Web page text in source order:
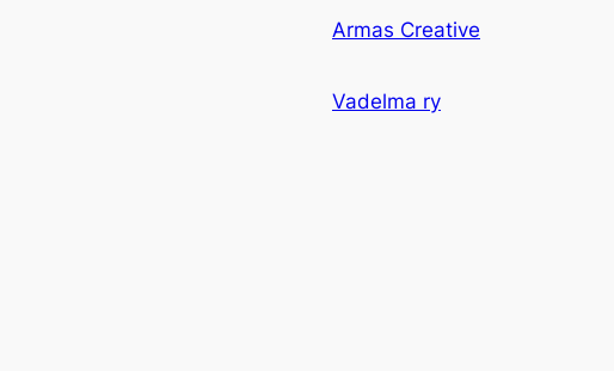
Armas Creative
Vadelma ry